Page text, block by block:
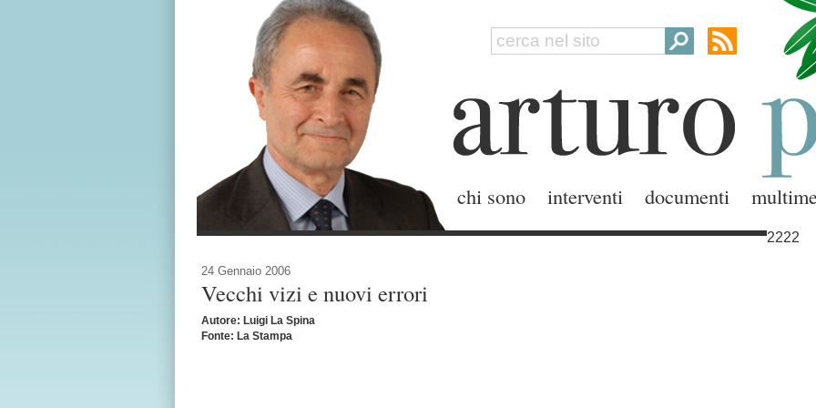
chi sono interventi documenti
2222
24 Gennaio 2006
Vecchi vizi e nuovi errori
Autore: Luigi La Spina
Fonte: La Stampa